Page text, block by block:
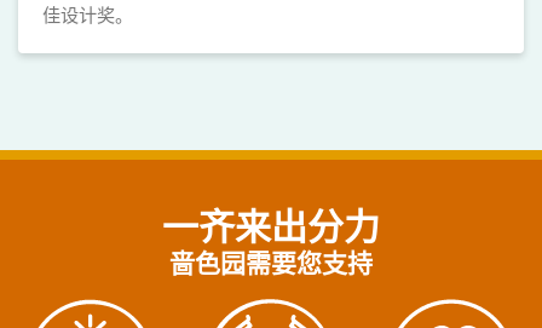
佳设计奖。
一齐来出分力
啬色园需要您支持